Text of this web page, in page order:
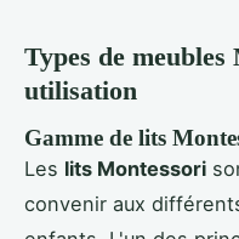
Types de
utilisation
Gamme de lits
Les lits Montessori
convenir aux